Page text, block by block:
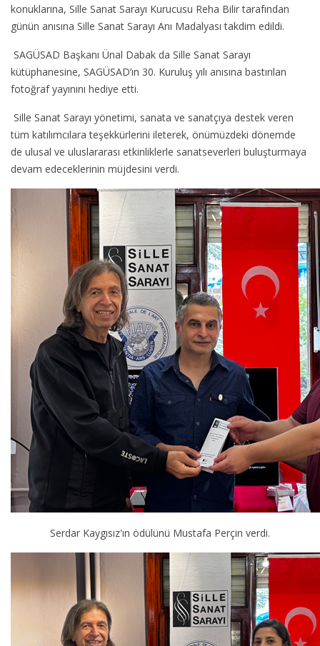
konuklarına, Sille Sanat Sarayı Kurucusu Reha Bilir tarafından
günün anısına Sille Sanat Sarayı Anı Madalyası takdim edildi.
SAGÜSAD Başkanı Ünal Dabak da Sille Sanat Sarayı
kütüphanesine, SAGÜSAD’ın 30. Kuruluş yılı anısına bastırılan
fotoğraf yayınını hediye etti.
Sille Sanat Sarayı yönetimi, sanata ve sanatçıya destek veren
tüm katılımcılara teşekkürlerini ileterek, önümüzdeki dönemde
de ulusal ve uluslararası etkinliklerle sanatseverleri buluşturmaya
devam edeceklerinin müjdesini verdi.
Serdar Kaygısız'ın ödülünü Mustafa Perçin verdi.